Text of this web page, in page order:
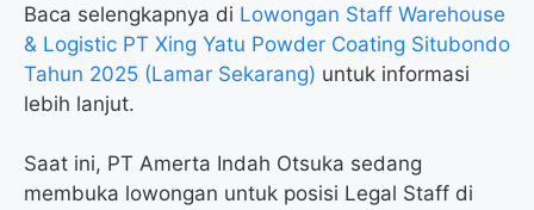
Baca selengkapnya di Lowongan Staff Warehouse
& Logistic PT Xing Yatu Powder Coating Situbondo
Tahun 2025 (Lamar Sekarang) untuk informasi
lebih lanjut.
Saat ini, PT Amerta Indah Otsuka sedang
membuka lowongan untuk posisi Legal Staff di